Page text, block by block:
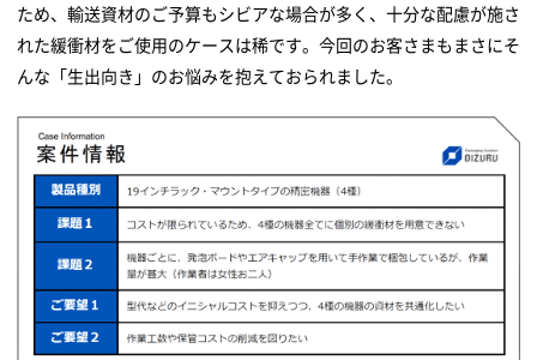
ため、輸送資材のご予算もシビアな場合が多く、十分な配慮が施さ
れた緩衝材をご使用のケースは稀です。今回のお客さまもまさにそ
んな「生出向き」のお悩みを抱えておられました。